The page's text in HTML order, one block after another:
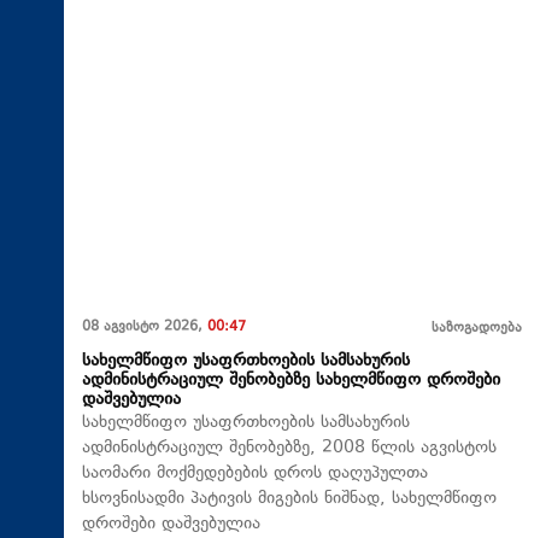
08 აგვისტო 2026, 00:47 საზოგადოება
სახელმწიფო უსაფრთხოების სამსახურის
ადმინისტრაციულ შენობებზე სახელმწიფო დროშები
დაშვებულია
სახელმწიფო უსაფრთხოების სამსახურის
ადმინისტრაციულ შენობებზე, 2008 წლის აგვისტოს
საომარი მოქმედებების დროს დაღუპულთა
ხსოვნისადმი პატივის მიგების ნიშნად, სახელმწიფო
დროშები დაშვებულია